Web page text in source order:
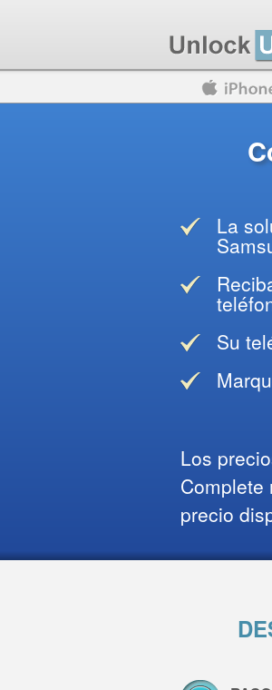
La
Su
Los
Complete
precio